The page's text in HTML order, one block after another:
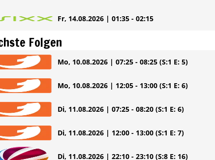
Fr, 14.08.2026 | 01:35 - 02:15
Folgen
Mo, 10.08.2026 | 07:25 - 08:25 (S:1 E: 5)
Mo, 10.08.2026 | 12:05 - 13:00 (S:1 E: 6)
Di, 11.08.2026 | 07:25 - 08:20 (S:1 E: 6)
Di, 11.08.2026 | 12:00 - 13:00 (S:1 E: 7)
Di, 11.08.2026 | 22:10 - 23:10 (S:8 E: 16)